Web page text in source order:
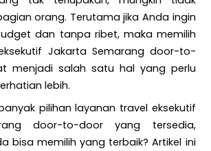
orang. Terutama jika Anda ingin
dan tanpa ribet, maka memilih
Jakarta Semarang door-to-
menjadi salah satu hal yang perlu
lebih.
pilihan layanan travel eksekutif
door-to-door yang tersedia,
bisa memilih yang terbaik? Artikel ini